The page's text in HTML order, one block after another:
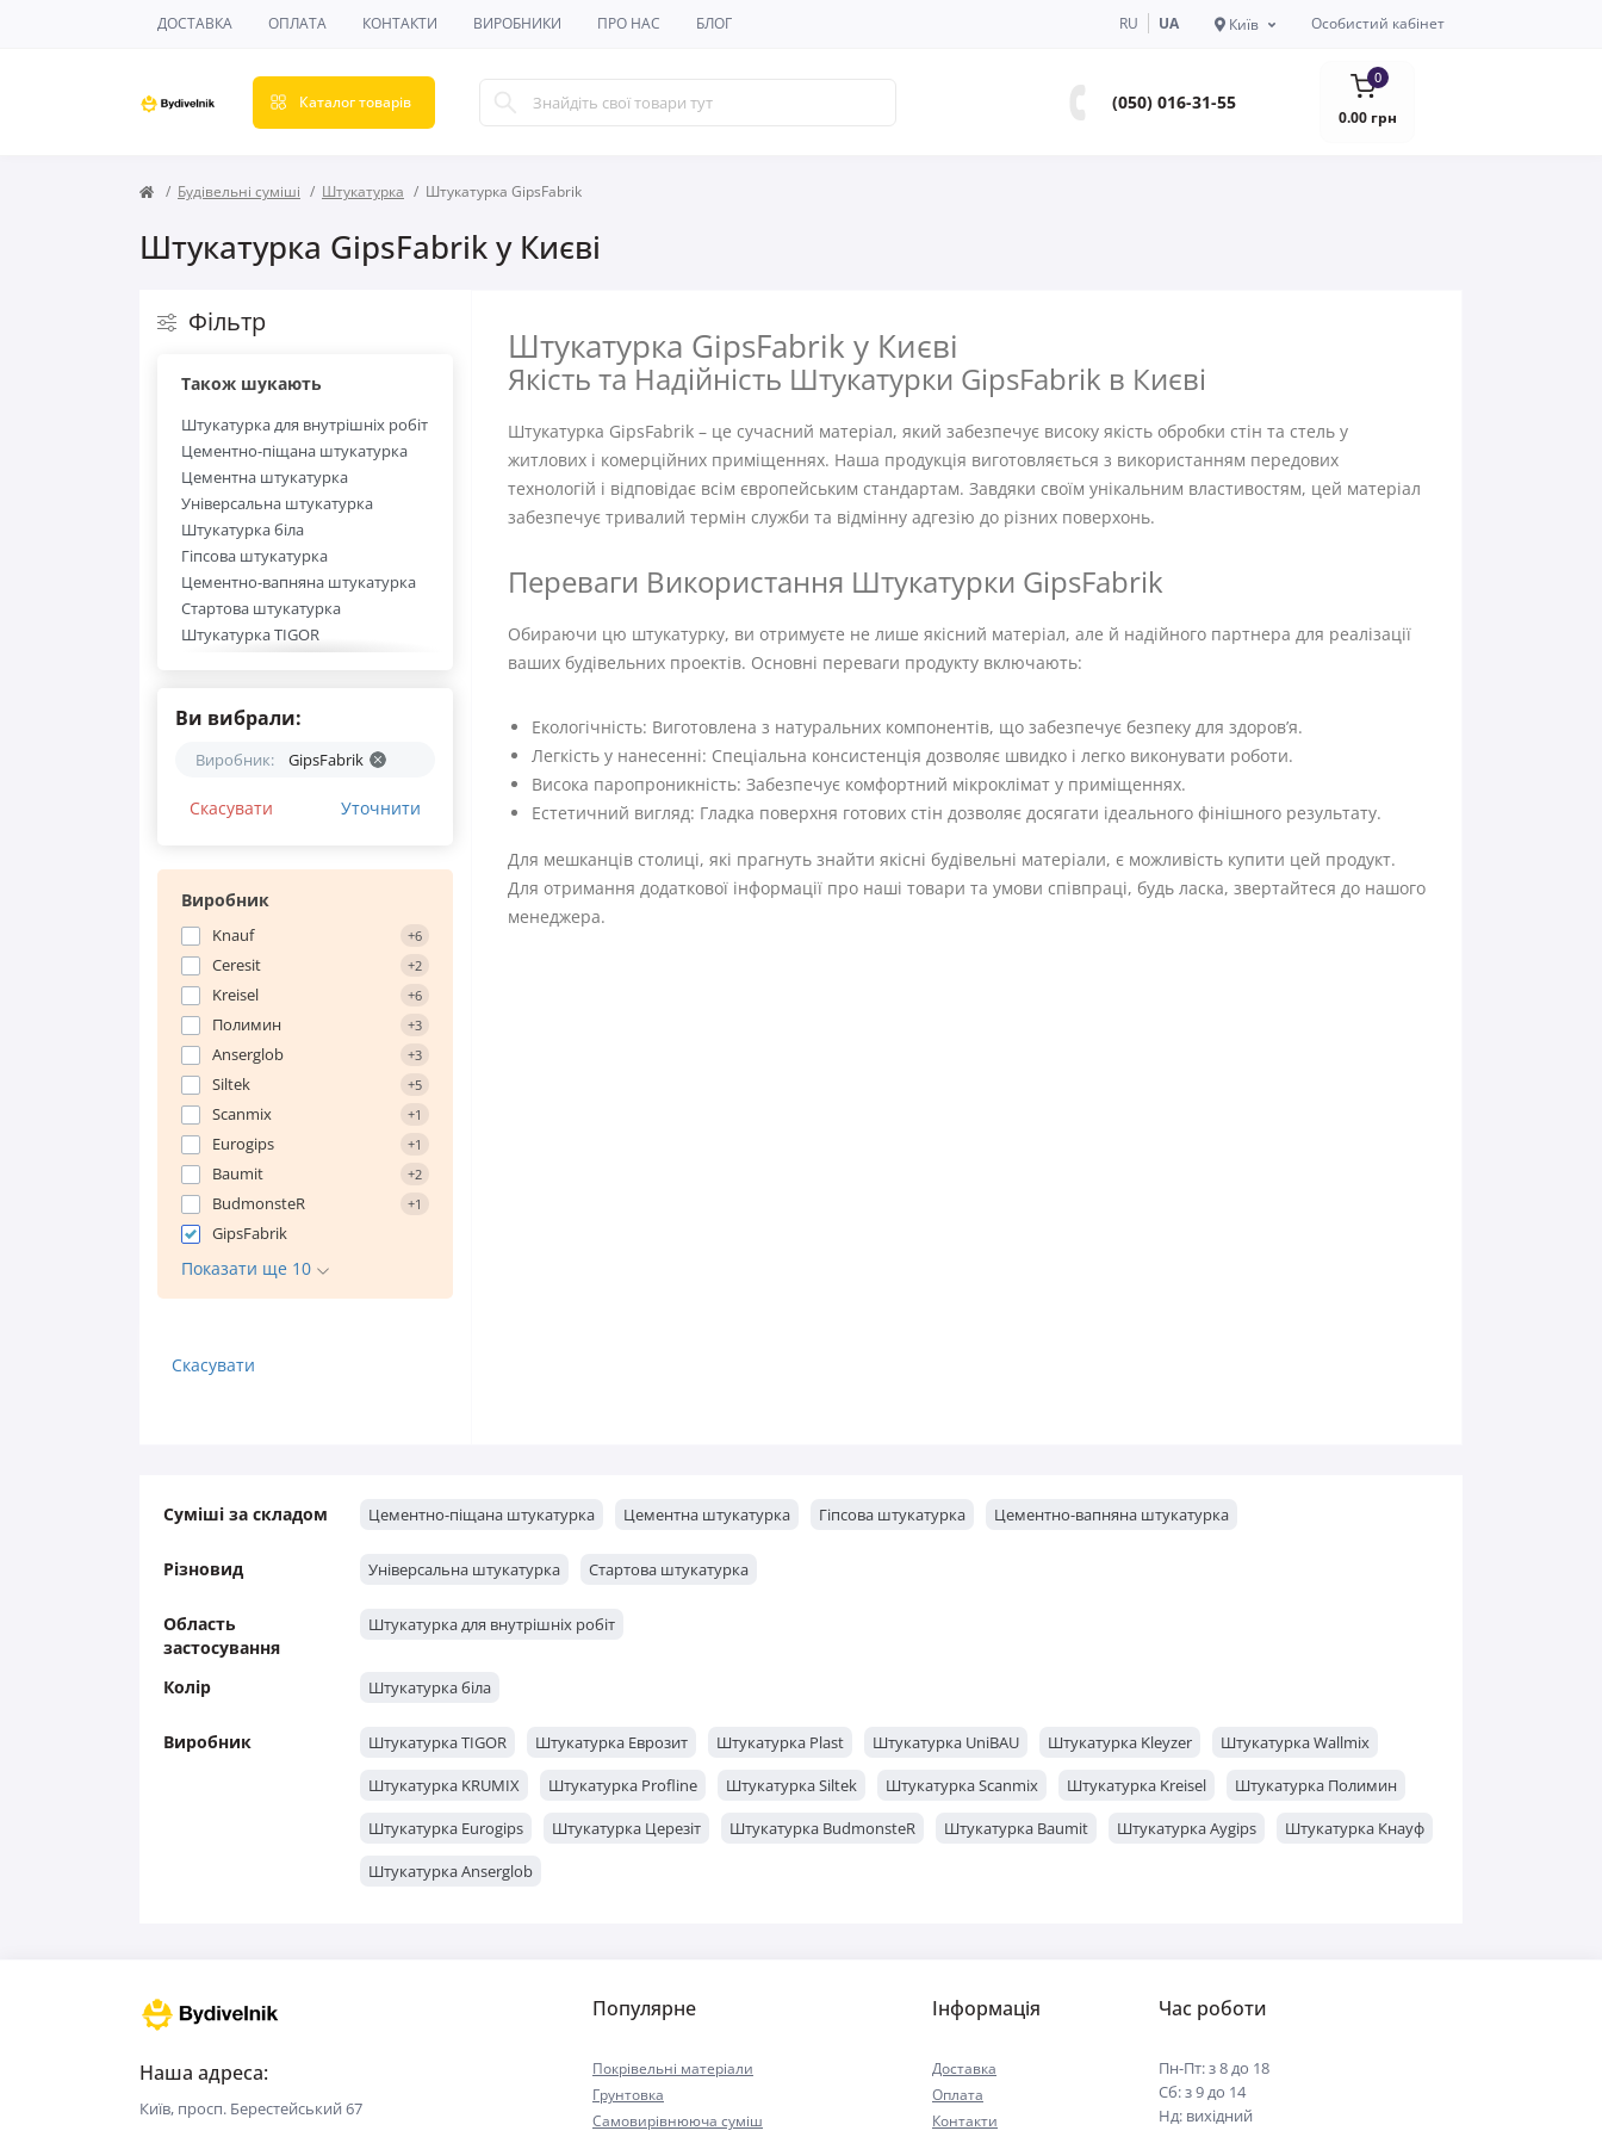
ДОСТАВКА ОПЛАТА КОНТАКТИ ВИРОБНИКИ ПРО НАС БЛОГ RU UA Київ Особистий кабінет
Каталог товарів (050) 016-31-55
0
0.00 грн
Будівельні суміші Штукатурка Штукатурка GipsFabrik
Штукатурка GipsFabrik у Києві
Фільтр
Також шукають
Штукатурка для внутрішніх робіт
Цементно-піщана штукатурка
Цементна штукатурка
Універсальна штукатурка
Штукатурка біла
Гіпсова штукатурка
Цементно-вапняна штукатурка
Стартова штукатурка
Штукатурка TIGOR
Штукатурка UniBAU
Штукатурка Wallmix
Штукатурка Profline
Штукатурка Scanmix
Штукатурка Kreisel
Штукатурка Полимин
Штукатурка Eurogips
Штукатурка Церезіт
Штукатурка BudmonsteR
Штукатурка Baumit
Штукатурка Aygips
Штукатурка Кнауф
Штукатурка Anserglob
Ви вибрали:
Виробник: GipsFabrik
Скасувати Уточнити
Виробник
Knauf +6
Ceresit +2
Kreisel +6
Полимин +3
Anserglob +3
Siltek +5
Scanmix +1
Eurogips +1
Baumit +2
BudmonsteR +1
GipsFabrik
Показати ще 10
Скасувати
Штукатурка GipsFabrik у Києві
Якість та Надійність Штукатурки GipsFabrik в Києві
Штукатурка GipsFabrik – це сучасний матеріал, який забезпечує високу якість обробки стін та стель у
житлових і комерційних приміщеннях. Наша продукція виготовляється з використанням передових
технологій і відповідає всім європейським стандартам. Завдяки своїм унікальним властивостям, цей матеріал
забезпечує тривалий термін служби та відмінну адгезію до різних поверхонь.
Переваги Використання Штукатурки GipsFabrik
Обираючи цю штукатурку, ви отримуєте не лише якісний матеріал, але й надійного партнера для реалізації
ваших будівельних проектів. Основні переваги продукту включають:
Екологічність: Виготовлена з натуральних компонентів, що забезпечує безпеку для здоров’я.
Легкість у нанесенні: Спеціальна консистенція дозволяє швидко і легко виконувати роботи.
Висока паропроникність: Забезпечує комфортний мікроклімат у приміщеннях.
Естетичний вигляд: Гладка поверхня готових стін дозволяє досягати ідеального фінішного результату.
Для мешканців столиці, які прагнуть знайти якісні будівельні матеріали, є можливість купити цей продукт.
Для отримання додаткової інформації про наші товари та умови співпраці, будь ласка, звертайтеся до нашого
менеджера.
Суміші за складом Цементно-піщана штукатурка Цементна штукатурка Гіпсова штукатурка Цементно-вапняна штукатурка
Різновид Універсальна штукатурка Стартова штукатурка
Область
застосування
Штукатурка для внутрішніх робіт
Колір Штукатурка біла
Виробник Штукатурка TIGOR Штукатурка Еврозит Штукатурка Plast Штукатурка UniBAU Штукатурка Kleyzer
Штукатурка Wallmix
Штукатурка KRUMIX
Штукатурка Profline Штукатурка Siltek Штукатурка Scanmix Штукатурка Kreisel
Штукатурка Полимин
Штукатурка Eurogips
Штукатурка Церезіт Штукатурка BudmonsteR Штукатурка Baumit Штукатурка Aygips
Штукатурка Кнауф
Штукатурка Anserglob
Наша адреса:
Київ, просп. Берестейський 67
Популярне
Покрівельні матеріали
Грунтовка
Самовирівнююча суміш
Інформація
Доставка
Оплата
Контакти
Час роботи
Пн-Пт: з 8 до 18
Сб: з 9 до 14
Нд: вихідний